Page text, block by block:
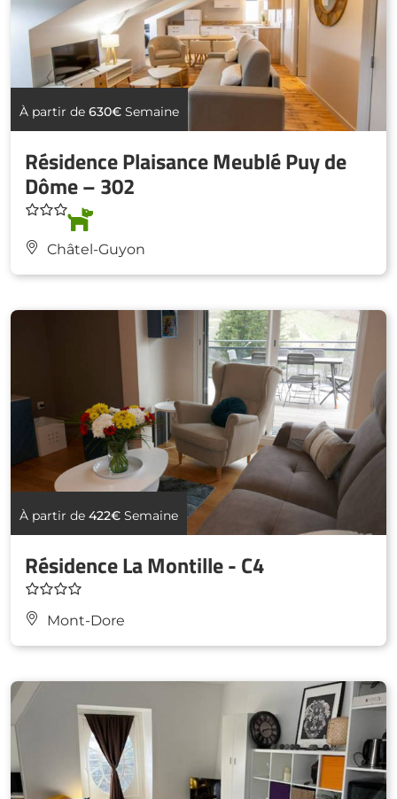
À partir de 630€ Semaine
Résidence Plaisance Meublé Puy de
Dôme – 302
Châtel-Guyon
À partir de 422€ Semaine
Résidence La Montille - C4
Mont-Dore